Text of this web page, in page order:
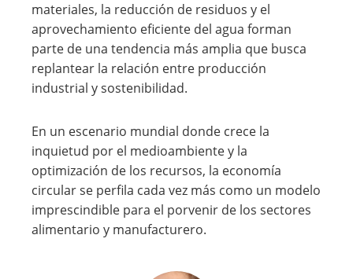
materiales, la reducción de residuos y el
aprovechamiento eficiente del agua forman
parte de una tendencia más amplia que busca
replantear la relación entre producción
industrial y sostenibilidad.
En un escenario mundial donde crece la
inquietud por el medioambiente y la
optimización de los recursos, la economía
circular se perfila cada vez más como un modelo
imprescindible para el porvenir de los sectores
alimentario y manufacturero.